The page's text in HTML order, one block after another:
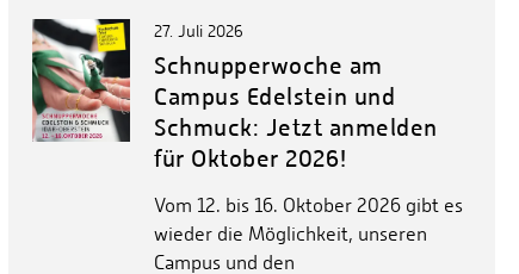
27. Juli 2026
Schnupperwoche am
Campus Edelstein und
Schmuck: Jetzt anmelden
für Oktober 2026!
Vom 12. bis 16. Oktober 2026 gibt es
wieder die Möglichkeit, unseren
Campus und den